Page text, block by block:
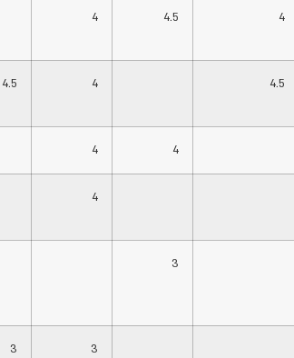
4
4.5
4
4.5
4
4.5
4
4
4
3
3
3